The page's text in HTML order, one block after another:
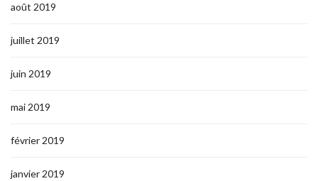
août 2019
juillet 2019
juin 2019
mai 2019
février 2019
janvier 2019